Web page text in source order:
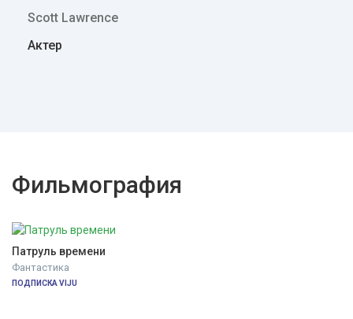
Подписки
Радио
Scott Lawrence
Актер
Фильмография
Патруль времени
Фантастика
ПОДПИСКА VIJU